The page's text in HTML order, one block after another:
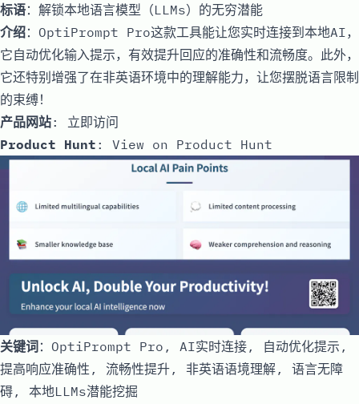
标语：解锁本地语言模型（LLMs）的无穷潜能
介绍：OptiPrompt Pro这款工具能让您实时连接到本地AI，
它自动优化输入提示，有效提升回应的准确性和流畅度。此外，
它还特别增强了在非英语环境中的理解能力，让您摆脱语言限制
的束缚！
产品网站: 立即访问
Product Hunt : View on Product Hunt
关键词：OptiPrompt Pro, AI实时连接, 自动优化提示,
提高响应准确性, 流畅性提升, 非英语语境理解, 语言无障
碍, 本地LLMs潜能挖掘